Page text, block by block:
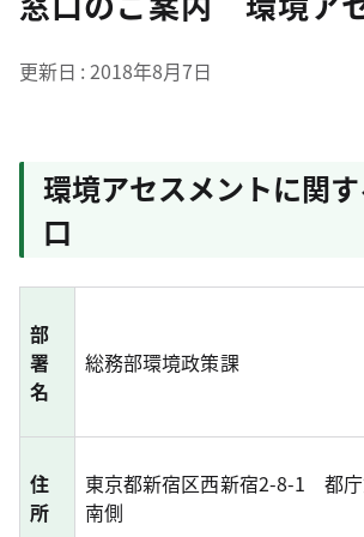
更新日 2018年8月7日
環境アセスメントに関
口
部
署
名
総務部環境政策課
住
所
東京都新宿区西新宿2-8-1 都
南側